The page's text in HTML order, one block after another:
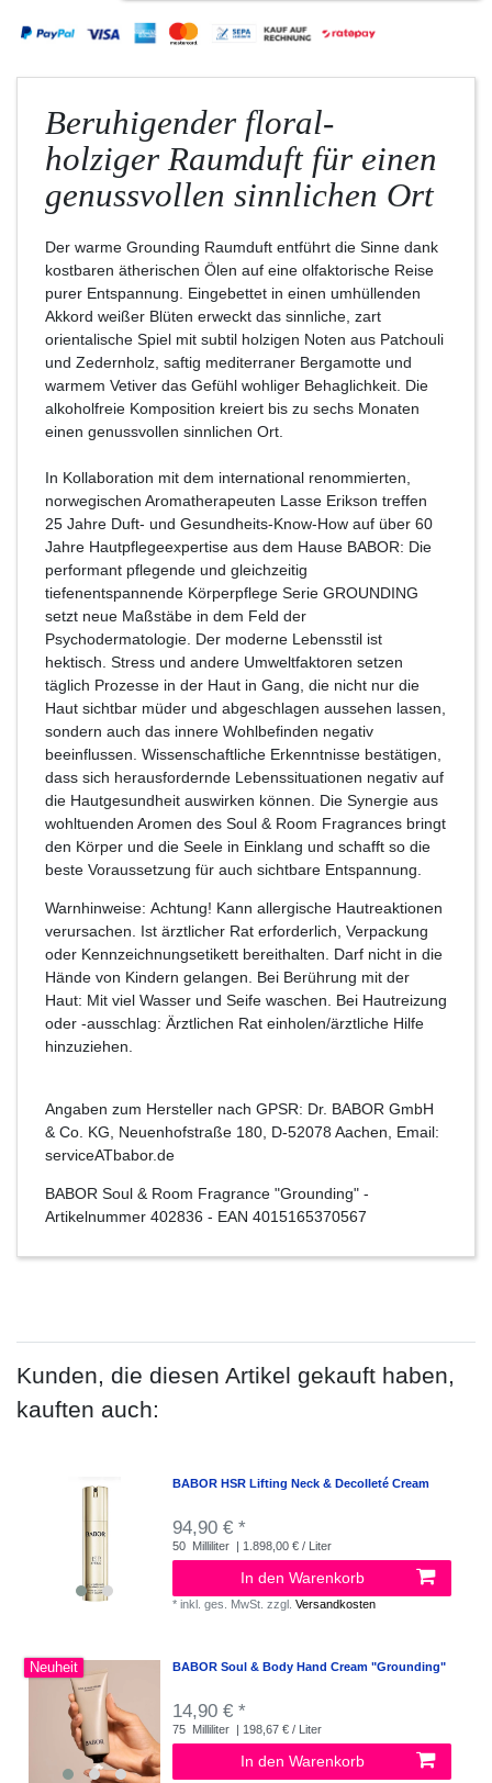
Beruhigender floral-
holziger Raumduft für einen
genussvollen sinnlichen Ort
Der warme Grounding Raumduft entführt die Sinne dank
kostbaren ätherischen Ölen auf eine olfaktorische Reise
purer Entspannung. Eingebettet in einen umhüllenden
Akkord weißer Blüten erweckt das sinnliche, zart
orientalische Spiel mit subtil holzigen Noten aus Patchouli
und Zedernholz, saftig mediterraner Bergamotte und
warmem Vetiver das Gefühl wohliger Behaglichkeit. Die
alkoholfreie Komposition kreiert bis zu sechs Monaten
einen genussvollen sinnlichen Ort.
In Kollaboration mit dem international renommierten,
norwegischen Aromatherapeuten Lasse Erikson treffen
25 Jahre Duft- und Gesundheits-Know-How auf über 60
Jahre Hautpflegeexpertise aus dem Hause BABOR: Die
performant pflegende und gleichzeitig
tiefenentspannende Körperpflege Serie GROUNDING
setzt neue Maßstäbe in dem Feld der
Psychodermatologie. Der moderne Lebensstil ist
hektisch. Stress und andere Umweltfaktoren setzen
täglich Prozesse in der Haut in Gang, die nicht nur die
Haut sichtbar müder und abgeschlagen aussehen lassen,
sondern auch das innere Wohlbefinden negativ
beeinflussen. Wissenschaftliche Erkenntnisse bestätigen,
dass sich herausfordernde Lebenssituationen negativ auf
die Hautgesundheit auswirken können. Die Synergie aus
wohltuenden Aromen des Soul & Room Fragrances bringt
den Körper und die Seele in Einklang und schafft so die
beste Voraussetzung für auch sichtbare Entspannung.
Warnhinweise: Achtung! Kann allergische Hautreaktionen
verursachen. Ist ärztlicher Rat erforderlich, Verpackung
oder Kennzeichnungsetikett bereithalten. Darf nicht in die
Hände von Kindern gelangen. Bei Berührung mit der
Haut: Mit viel Wasser und Seife waschen. Bei Hautreizung
oder -ausschlag: Ärztlichen Rat einholen/ärztliche Hilfe
hinzuziehen.
Angaben zum Hersteller nach GPSR: Dr. BABOR GmbH
& Co. KG, Neuenhofstraße 180, D-52078 Aachen, Email:
serviceATbabor.de
BABOR Soul & Room Fragrance "Grounding" -
Artikelnummer 402836 - EAN 4015165370567
Kunden, die diesen Artikel gekauft haben,
kauften auch:
BABOR HSR Lifting Neck & Decolleté Cream
94,90 € *
50 Milliliter | 1.898,00 € / Liter
In den Warenkorb
*inkl. ges. MwSt. zzgl.Versandkosten
Neuheit BABOR Soul & Body Hand Cream "Grounding"
14,90 € *
75 Milliliter | 198,67 € / Liter
In den Warenkorb